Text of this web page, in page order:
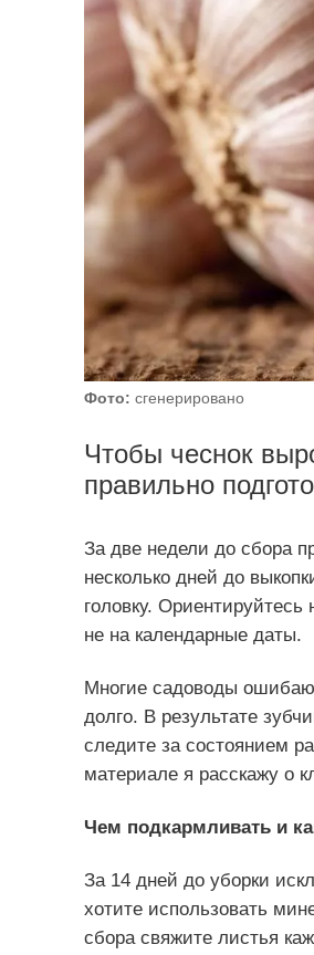
Фото: сгенерировано
Чтобы чеснок
правильно
За две недели до сбора
несколько дней до
головку.
не на календарные даты.
Многие садоводы
долго. В результате
следите за состоянием
материале я расскажу о
Чем подкармливать и
За 14 дней до уборки
хотите использовать
сбора свяжите листья